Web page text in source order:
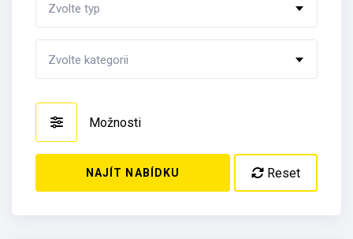
Zvolte typ
Zvolte kategorii
Možnosti
NAJÍT NABÍDKU Reset